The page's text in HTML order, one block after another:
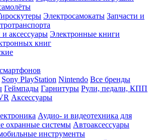
Электросамокаты Запчасти и
аксессуары Электронные книги
книг
Sony PlayStation Nintendo Все бренды
Геймпады Гарнитуры Рули, педали, КПП
Аксессуары
Аудио- и видеотехника для
охранные системы Автоаксессуары
инструменты